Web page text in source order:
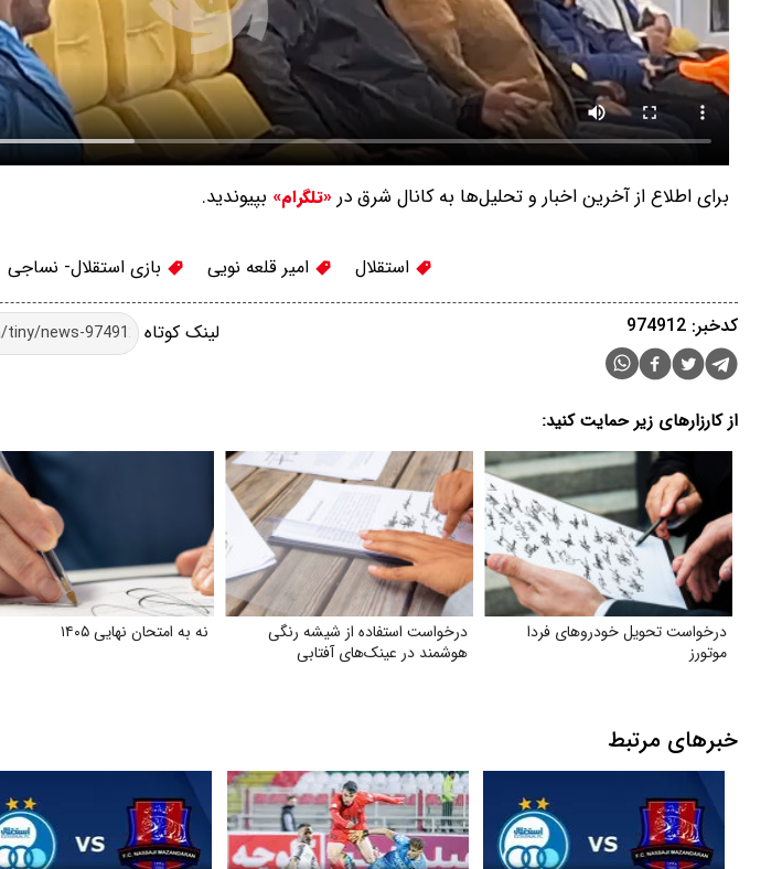
برای اطلاع از آخرین اخبار و تحلیل‌ها به کانال شرق در «تلگرام» بپیوندید.
استقلال امیر قلعه نویی بازی استقلال- نساجی
لینک کوتاه کدخبر: 974912
از کارزارهای زیر حمایت کنید:
درخواست تحویل خودروهای فردا
موتورز
درخواست استفاده از شیشه رنگی
هوشمند در عینک‌های آفتابی
نه به امتحان نهایی ۱۴۰۵
خبرهای مرتبط